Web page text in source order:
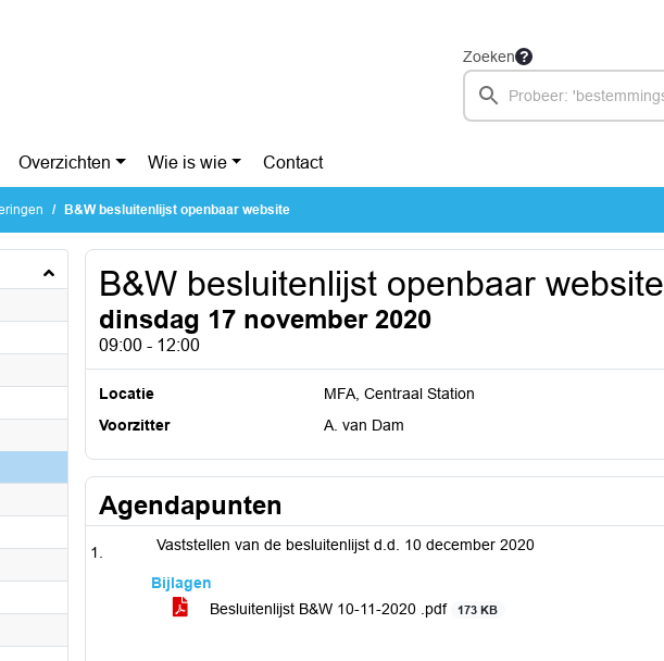
Zoeken
Overzichten Wie is wie Contact
B&W besluitenlijst openbaar website
B&W besluitenlijst openbaar website
dinsdag 17 november 2020
09:00 - 12:00
Locatie
MFA, Centraal Station
Voorzitter
A. van Dam
Agendapunten
Vaststellen van de besluitenlijst d.d. 10 december 2020
Bijlagen
Besluitenlijst B&W 10-11-2020 .pdf
173 KB